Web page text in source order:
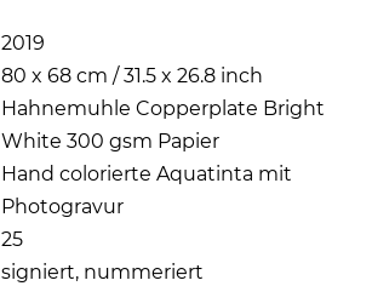
2019
80 x 68 cm / 31.5 x 26.8 inch
Hahnemuhle Copperplate Bright
White 300 gsm Papier
Hand colorierte Aquatinta mit
Photogravur
25
signiert, nummeriert